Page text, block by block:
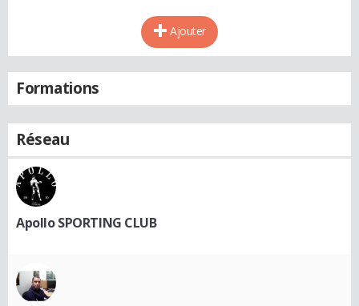
Ajouter
Formations
Réseau
Apollo SPORTING CLUB